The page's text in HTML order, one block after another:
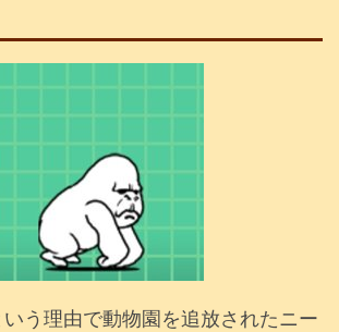
う理由で動物園を追放されたニー